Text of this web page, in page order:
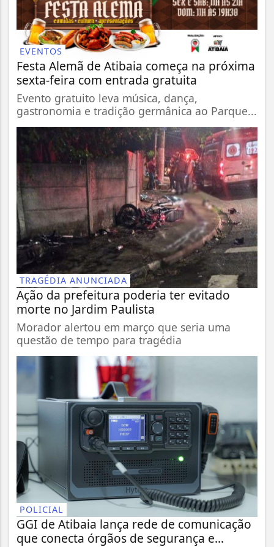
EVENTOS
Festa Alemã de Atibaia começa na próxima
sexta-feira com entrada gratuita
Evento gratuito leva música, dança,
gastronomia e tradição germânica ao Parque...
TRAGÉDIA ANUNCIADA
Ação da prefeitura poderia ter evitado
morte no Jardim Paulista
Morador alertou em março que seria uma
questão de tempo para tragédia
POLICIAL
GGI de Atibaia lança rede de comunicação
que conecta órgãos de segurança e...